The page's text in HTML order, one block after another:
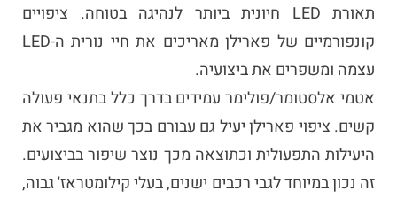
תאורת LED חיונית ביותר לנהיגה בטוחה. ציפויים
קונפורמיים של פארילן מאריכים את חיי נורית ה-LED
עצמה ומשפרים את ביצועיה.
אטמי אלסטומר/פולימר עמידים בדרך כלל בתנאי פעולה
קשים. ציפוי פארילן יעיל גם עבורם בכך שהוא מגביר את
היעילות התפעולית וכתוצאה מכך נוצר שיפור בביצועים.
זה נכון במיוחד לגבי רכבים ישנים, בעלי קילומטראז' גבוה,